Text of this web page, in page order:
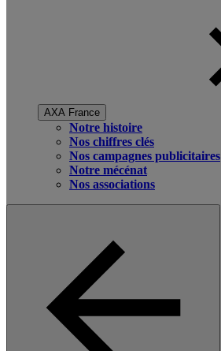
AXA France
Notre histoire
Nos chiffres clés
Nos campagnes publicitaires
Notre mécénat
Nos associations